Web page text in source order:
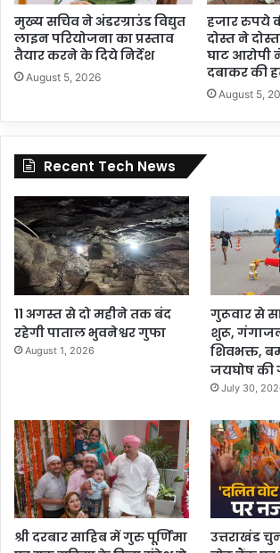
मुख्य सचिव ने अंडरग्राउंड विद्युत
लाइन परियोजना का प्रस्ताव
तैयार करने के दिये निर्देश
August 5, 2026
हजार रुपये
दोस्त ने
घाट
दबाकर की
August 5,
Recent Tech News
11 अगस्त से दो महीने तक बंद
रहेगी पाताल भुवनेश्वर गुफा
August 1, 2026
गुरूवार से
शुरू,
शिवभक्त,
जयघोष की
July 30,
श्री दरबार साहिब में गुरु पूर्णिमा
उत्तराखंड